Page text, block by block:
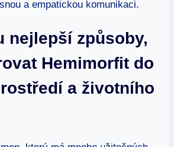
a empatickou komunikaci.
nejlepší způsoby,
Hemimorfit do
a životního